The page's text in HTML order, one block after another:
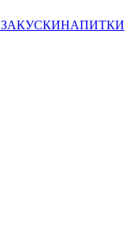
ЗАКУСКИНАПИТКИ